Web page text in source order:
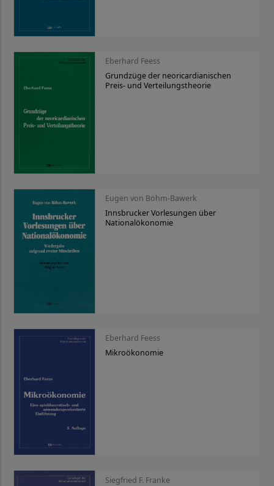
Eberhard Feess
Grundzüge der neoricardianischen
Preis- und Verteilungstheorie
Eugen von Böhm-Bawerk
Innsbrucker Vorlesungen über
Nationalökonomie
Eberhard Feess
Mikroökonomie
Siegfried F. Franke